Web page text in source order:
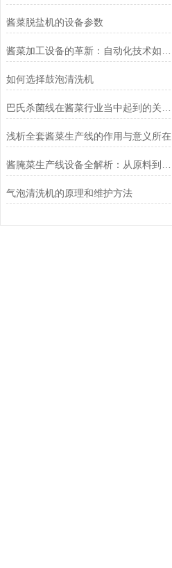
酱菜脱盐机的设备参数
如何选择鼓泡清洗机
浅析全套酱菜生产线的作用与意义所在
气泡清洗机的原理和维护方法